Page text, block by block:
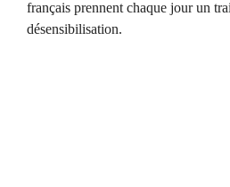
français prennent chaque jour un
désensibilisation.